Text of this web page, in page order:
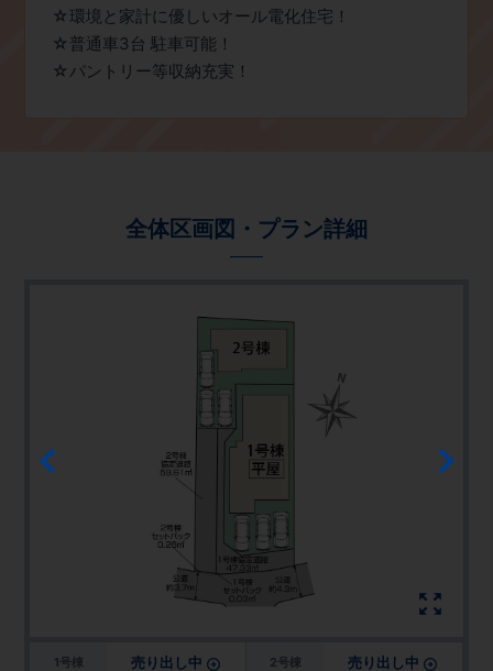
☆環境と家計に優しいオール電化住宅！
☆普通車3台 駐車可能！
☆パントリー等収納充実！
全体区画図・プラン詳細
1号棟 売り出し中 2号棟 売り出し中